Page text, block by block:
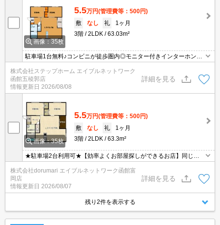
画像：35枚
5.5万円(管理費等：500円)
敷
なし 礼
1ヶ月
3階
2LDK 63.03m²
駐車場1台無料♪コンビニが徒歩圏内◎モニター付きインターホンで
株式会社ステップホーム エイブルネットワーク
函館五稜郭店
情報更新日 2026/08/08
詳細を見る
画像：35枚
5.5万円(管理費等：500円)
敷
なし 礼
1ヶ月
3階
2LDK 63.3m²
★駐車場2台利用可★【効率よくお部屋探しができるお店】同じお
にして」エイブルNW函館富岡店へお任せください！どのお部屋で
株式会社dorumari エイブルネットワーク函館富
岡店
情報更新日 2026/08/07
詳細を見る
残り2件を表示する